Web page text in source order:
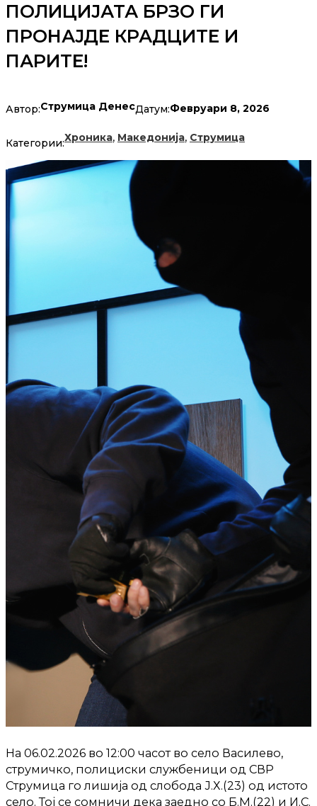
ПОЛИЦИЈАТА БРЗО ГИ
ПРОНАЈДЕ КРАДЦИТЕ И
ПАРИТЕ!
Автор:Струмица ДенесДатум:Февруари 8, 2026
Категории:Хроника, Македонија, Струмица
На 06.02.2026 во 12:00 часот во село Василево,
струмичко, полициски службеници од СВР
Струмица го лишија од слобода Ј.Х.(23) од истото
село. Тој се сомничи дека заедно со Б.М.(22) и И.С.